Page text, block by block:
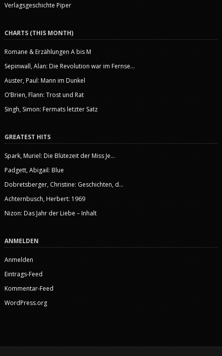
Verlagsgeschichte Piper
CHARTS (THIS MONTH)
Romane & Erzählungen A bis M
Sepinwall, Alan: Die Revolution war im Fernse...
Auster, Paul: Mann im Dunkel
O’Brien, Flann: Trost und Rat
Singh, Simon: Fermats letzter Satz
GREATEST HITS
Spark, Muriel: Die Blütezeit der Miss Je...
Padgett, Abigail: Blue
Dobretsberger, Christine: Geschichten, d...
Achternbusch, Herbert: 1969
Nizon: Das Jahr der Liebe – Inhalt
ANMELDEN
Anmelden
Eintrags-Feed
Kommentar-Feed
WordPress.org